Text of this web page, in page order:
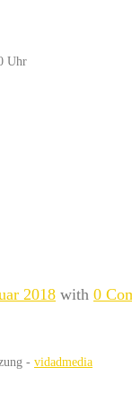
Uhr
2018 with 0
- vidadmedia